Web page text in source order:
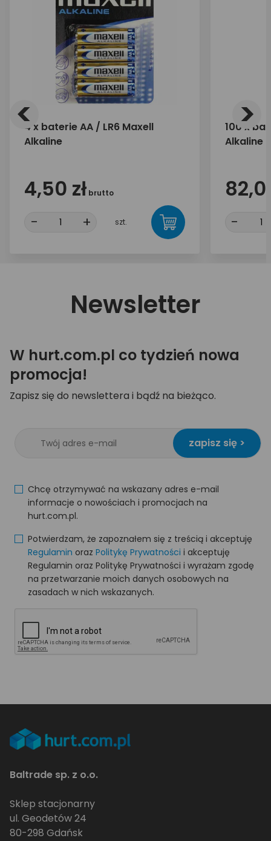
4 x baterie AA / LR6 Maxell
Alkaline
4,50 zł brutto
- + szt.
100 x
Alkaline
-
< >
Newsletter
W hurt.com.pl co tydzień nowa
promocja!
Zapisz się do newslettera i bądź na bieżąco.
zapisz się >
Chcę otrzymywać na wskazany adres e-mail
informacje o nowościach i promocjach na
hurt.com.pl.
Potwierdzam, że zapoznałem się z treścią i akceptuję
Regulamin oraz Politykę Prywatności i akceptuję
Regulamin oraz Politykę Prywatności i wyrażam zgodę
na przetwarzanie moich danych osobowych na
zasadach w nich wskazanych.
Baltrade sp. z o.o.
Sklep stacjonarny
ul. Geodetów 24
80-298 Gdańsk